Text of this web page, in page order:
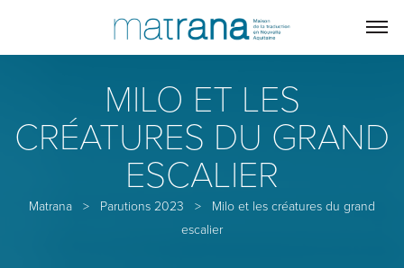
MILO ET LES
CRÉATURES DU GRAND
ESCALIER
Matrana > Parutions 2023 >
Milo et les créatures du grand
escalier